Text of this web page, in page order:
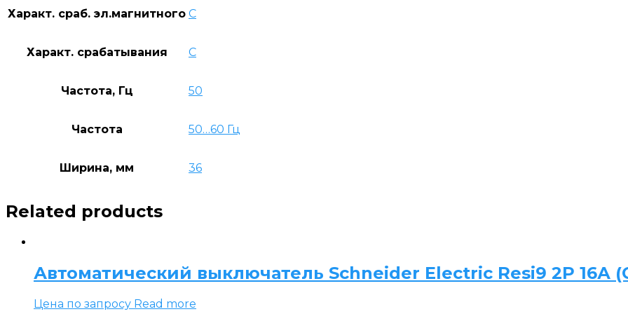
Характ. сраб. эл.магнитного C
Характ. срабатывания C
Частота, Гц 50
Частота 50…60 Гц
Ширина, мм 36
Related products
Автоматический выключатель Schneider Electric Resi9 2P 16А
Цена по запросу Read more